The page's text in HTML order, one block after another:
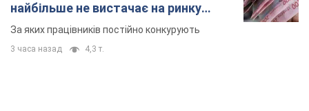
найбільше не вистачає на ринку
праці
За яких працівників постійно конкурують
3 часа назад 4,3 т.